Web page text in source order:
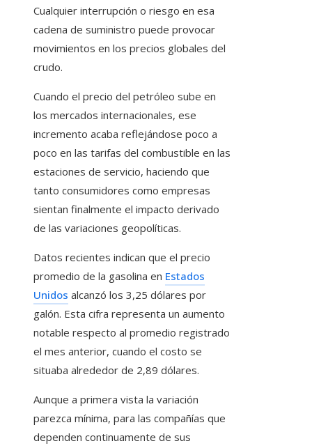
Cualquier interrupción o riesgo en esa
cadena de suministro puede provocar
movimientos en los precios globales del
crudo.
Cuando el precio del petróleo sube en
los mercados internacionales, ese
incremento acaba reflejándose poco a
poco en las tarifas del combustible en las
estaciones de servicio, haciendo que
tanto consumidores como empresas
sientan finalmente el impacto derivado
de las variaciones geopolíticas.
Datos recientes indican que el precio
promedio de la gasolina en Estados
Unidos alcanzó los 3,25 dólares por
galón. Esta cifra representa un aumento
notable respecto al promedio registrado
el mes anterior, cuando el costo se
situaba alrededor de 2,89 dólares.
Aunque a primera vista la variación
parezca mínima, para las compañías que
dependen continuamente de sus